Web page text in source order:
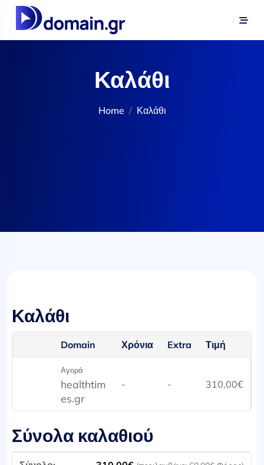
Καλάθι
Home Καλάθι
Καλάθι
Domain Χρόνια Extra Τιμή
Αγορά
healthtim
es.gr
- - 310,00€
Σύνολα καλαθιού